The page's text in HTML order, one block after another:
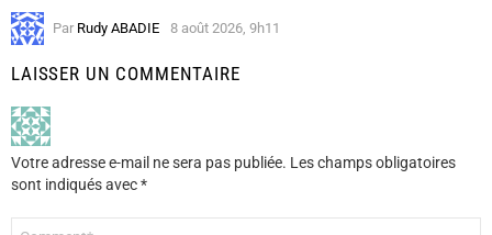
Par Rudy ABADIE 8 août 2026, 9h11
LAISSER UN COMMENTAIRE
Votre adresse e-mail ne sera pas publiée. Les champs obligatoires
sont indiqués avec*